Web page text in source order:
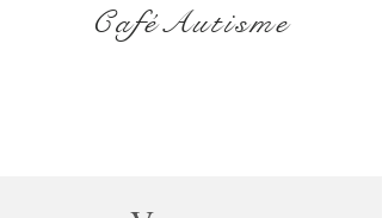
CaféAutisme